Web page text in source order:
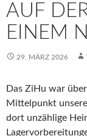
AUF
EINEM
29. MÄRZ 2026
Das ZiHu war
Mittelpunkt
dort unzählige